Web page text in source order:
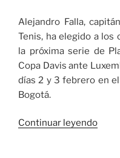
Alejandro Falla,
Tenis, ha elegido a los
la próxima serie de
Copa Davis ante
días 2 y 3 febrero en
Bogotá.
Continuar leyendo«Cinco